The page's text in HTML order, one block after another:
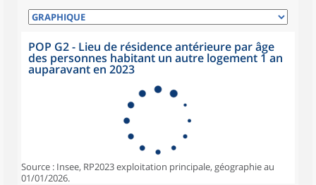
POP G2 - Lieu de résidence antérieure par âge
des personnes habitant un autre logement 1 an
auparavant en 2023
Source : Insee, RP2023 exploitation principale, géographie au
01/01/2026.